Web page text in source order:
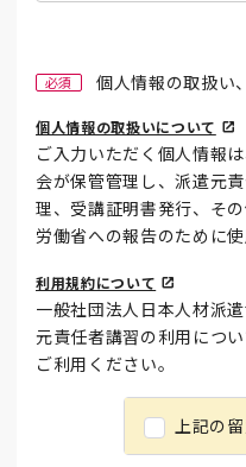
必須 個人情報の取扱い
個人情報の取扱いについて
ご入力いただく個人情報
会が保管管理し、派遣元
理、受講証明書発行、そ
労働省への報告のために使
利用規約について
一般社団法人日本人材派
元責任者講習の利用につ
ご利用ください。
上記の